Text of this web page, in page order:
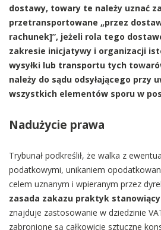
dostawy, towary te należy uznać
przetransportowane „przez
rachunek]”, jeżeli rola tego
zakresie inicjatywy i organizacji
wysyłki lub transportu tych
należy do sądu odsyłającego przy
wszystkich elementów sporu w
Nadużycie prawa
Trybunał podkreślił, że walka z
podatkowymi, unikaniem
celem uznanym i wpieranym przez
zasada zakazu praktyk
znajduje zastosowanie w dziedzinie
zabronione są całkowicie sztuczne